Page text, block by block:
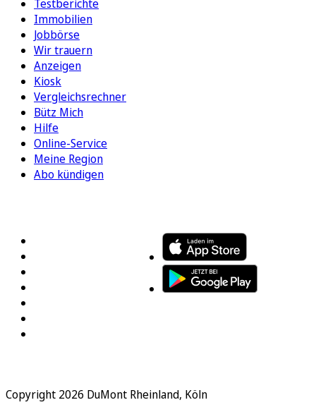
Testberichte
Immobilien
Jobbörse
Wir trauern
Anzeigen
Kiosk
Vergleichsrechner
Bütz Mich
Hilfe
Online-Service
Meine Region
Abo kündigen
Copyright 2026 DuMont Rheinland, Köln